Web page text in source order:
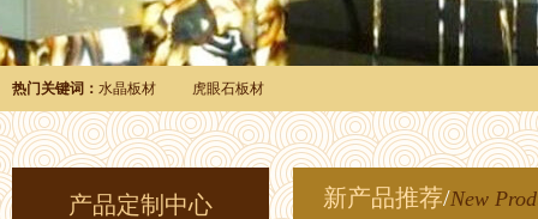
热门关键词： 水晶板材 虎眼石板材
产品定制中心 新产品推荐/New